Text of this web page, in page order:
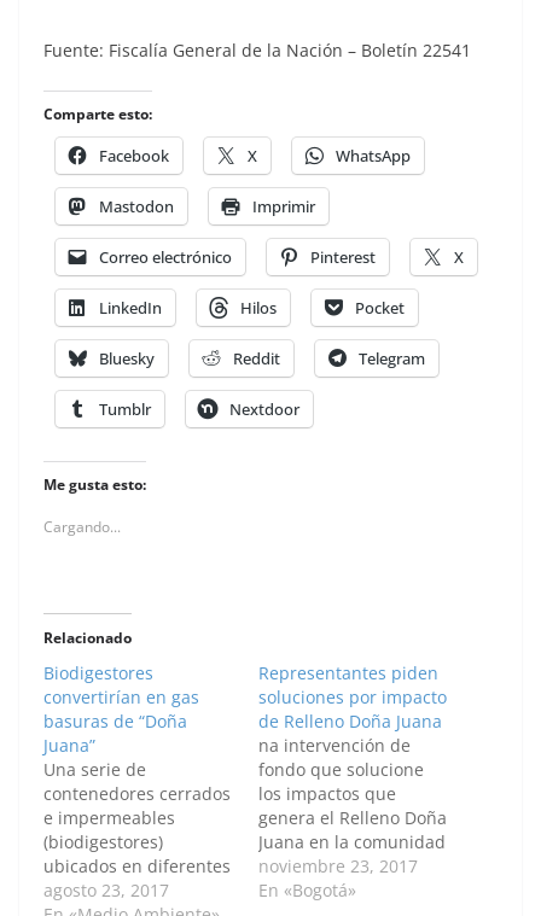
Fuente: Fiscalía General de la Nación – Boletín 22541
Comparte esto:
Facebook X WhatsApp
Mastodon Imprimir
Correo electrónico Pinterest X
LinkedIn Hilos Pocket
Bluesky Reddit Telegram
Tumblr Nextdoor
Me gusta esto:
Cargando...
Relacionado
Biodigestores
convertirían en gas
basuras de “Doña
Juana”
Una serie de
contenedores cerrados
e impermeables
(biodigestores)
ubicados en diferentes
puntos del Relleno
agosto 23, 2017
Representantes piden
soluciones por impacto
de Relleno Doña Juana
na intervención de
fondo que solucione
los impactos que
genera el Relleno Doña
Juana en la comunidad
del barrio Mochuelo
Alto, pidieron un grupo
noviembre 23, 2017
En «Bogotá»